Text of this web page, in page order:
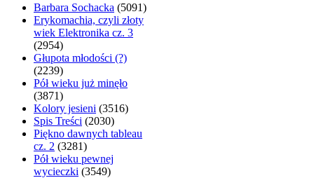
Barbara Sochacka (5091)
Erykomachia, czyli złoty
wiek Elektronika cz. 3
(2954)
Głupota młodości (?)
(2239)
Pół wieku już minęło
(3871)
Kolory jesieni (3516)
Spis Treści (2030)
Piękno dawnych tableau
cz. 2 (3281)
Pół wieku pewnej
wycieczki (3549)